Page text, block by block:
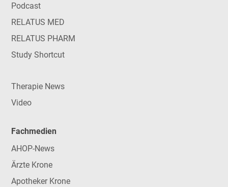
Podcast
RELATUS MED
RELATUS PHARM
Study Shortcut
Therapie News
Video
Fachmedien
AHOP-News
Ärzte Krone
Apotheker Krone